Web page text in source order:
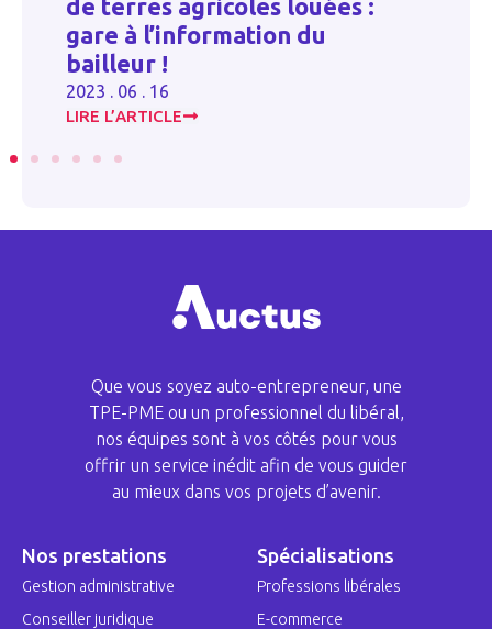
agricoles louées :
du
pour les
occasionnels
Que vous soyez auto-entrepreneur, une
TPE-PME ou un professionnel du libéral,
nos équipes sont à vos côtés pour vous
offrir un service inédit afin de vous guider
au mieux dans vos projets d’avenir.
Nos prestations
Gestion administrative
Conseiller juridique
Spécialisations
Professions libérales
E-commerce